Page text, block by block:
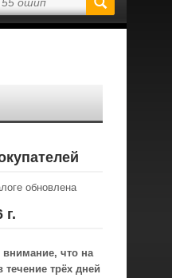
обновлена
г.
что на
течениe трёх дней